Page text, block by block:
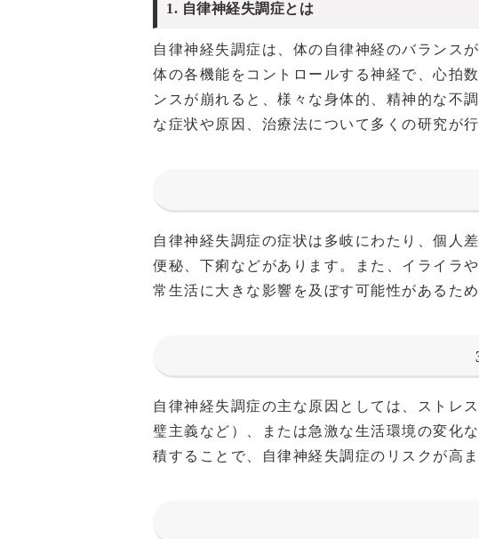
1. 自律神経失調症とは
自律神経失調症は、体の自律神経のバランス
体の各機能をコントロールする神経で、心拍
ンスが崩れると、様々な身体的、精神的な不
な症状や原因、治療法について多くの研究が行
自律神経失調症の症状は多岐にわたり、個人
便秘、下痢などがあります。また、イライラ
常生活に大きな影響を及ぼす可能性があるた
自律神経失調症の主な原因としては、ストレ
璧主義など）、または急激な生活環境の変化
積することで、自律神経失調症のリスクが高